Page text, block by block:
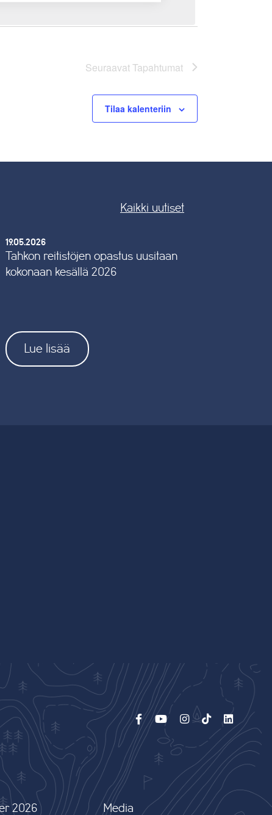
SeuraavatTapahtumat
Tilaa kalenteriin
Kaikki uutiset
19.05.2026
Tahkon reitistöjen opastus uusitaan
kokonaan kesällä 2026
Lue lisää
2026 Media